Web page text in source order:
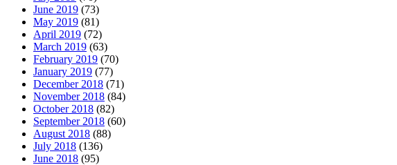
June 2019 (73)
May 2019 (81)
April 2019 (72)
March 2019 (63)
February 2019 (70)
January 2019 (77)
December 2018 (71)
November 2018 (84)
October 2018 (82)
September 2018 (60)
August 2018 (88)
July 2018 (136)
June 2018 (95)